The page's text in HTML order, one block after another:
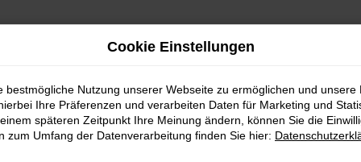
– die günstige Lösung für Nürnberg
Cookie Einstellungen
bestmögliche Nutzung unserer Webseite zu ermöglichen und unsere
Ihre Präferenzen und verarbeiten Daten für Marketing und
späteren Zeitpunkt Ihre Meinung ändern, können Sie die
zum Umfang der Datenverarbeitung finden Sie hier: